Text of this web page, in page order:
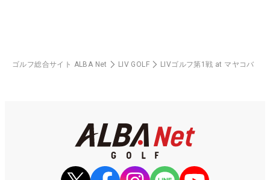
ゴルフ総合サイト ALBA Net LIV GOLF LIVゴルフ第1戦 at マヤコバ